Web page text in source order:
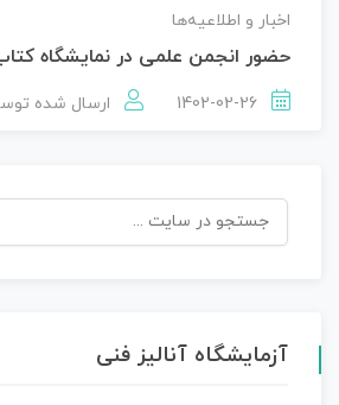
اخبار و اطلاعیه‌ها
حضور انجمن علمی در نمایشگاه
ارسال شده
جستجو
برای:
آزمایشگاه آنالیز فنی